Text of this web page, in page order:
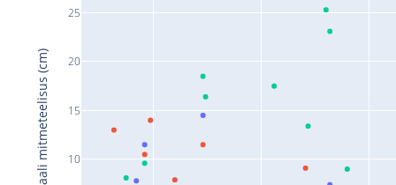
10
15
20
25
Signaali mitmeteelisus (cm)